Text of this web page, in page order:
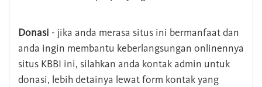
Donasi - jika anda merasa situs ini bermanfaat dan
anda ingin membantu keberlangsungan onlinennya
situs KBBI ini, silahkan anda kontak admin untuk
donasi, lebih detainya lewat form kontak yang